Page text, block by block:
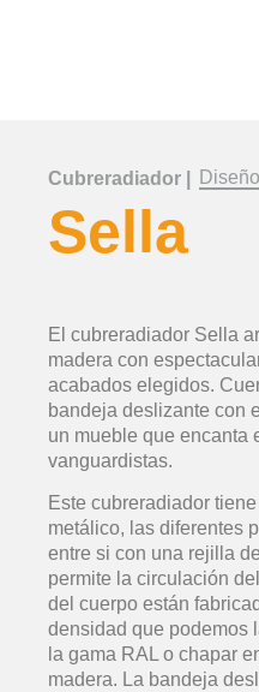
Cubreradiador | Diseño
Sella
El cubreradiador Sella
madera con
acabados elegidos.
bandeja deslizante con
un mueble que encanta
vanguardistas.
Este cubreradiador
metálico, las diferentes
entre si con una rejilla
permite la circulación
del cuerpo están
densidad que podemos
la gama RAL o chapar
madera. La bandeja